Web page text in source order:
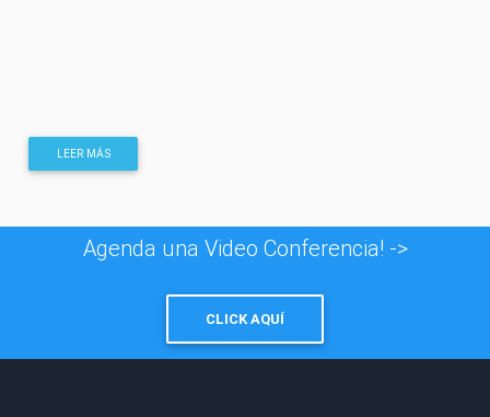
LEER MÁS
Agenda una Video Conferencia! ->
CLICK AQUÍ